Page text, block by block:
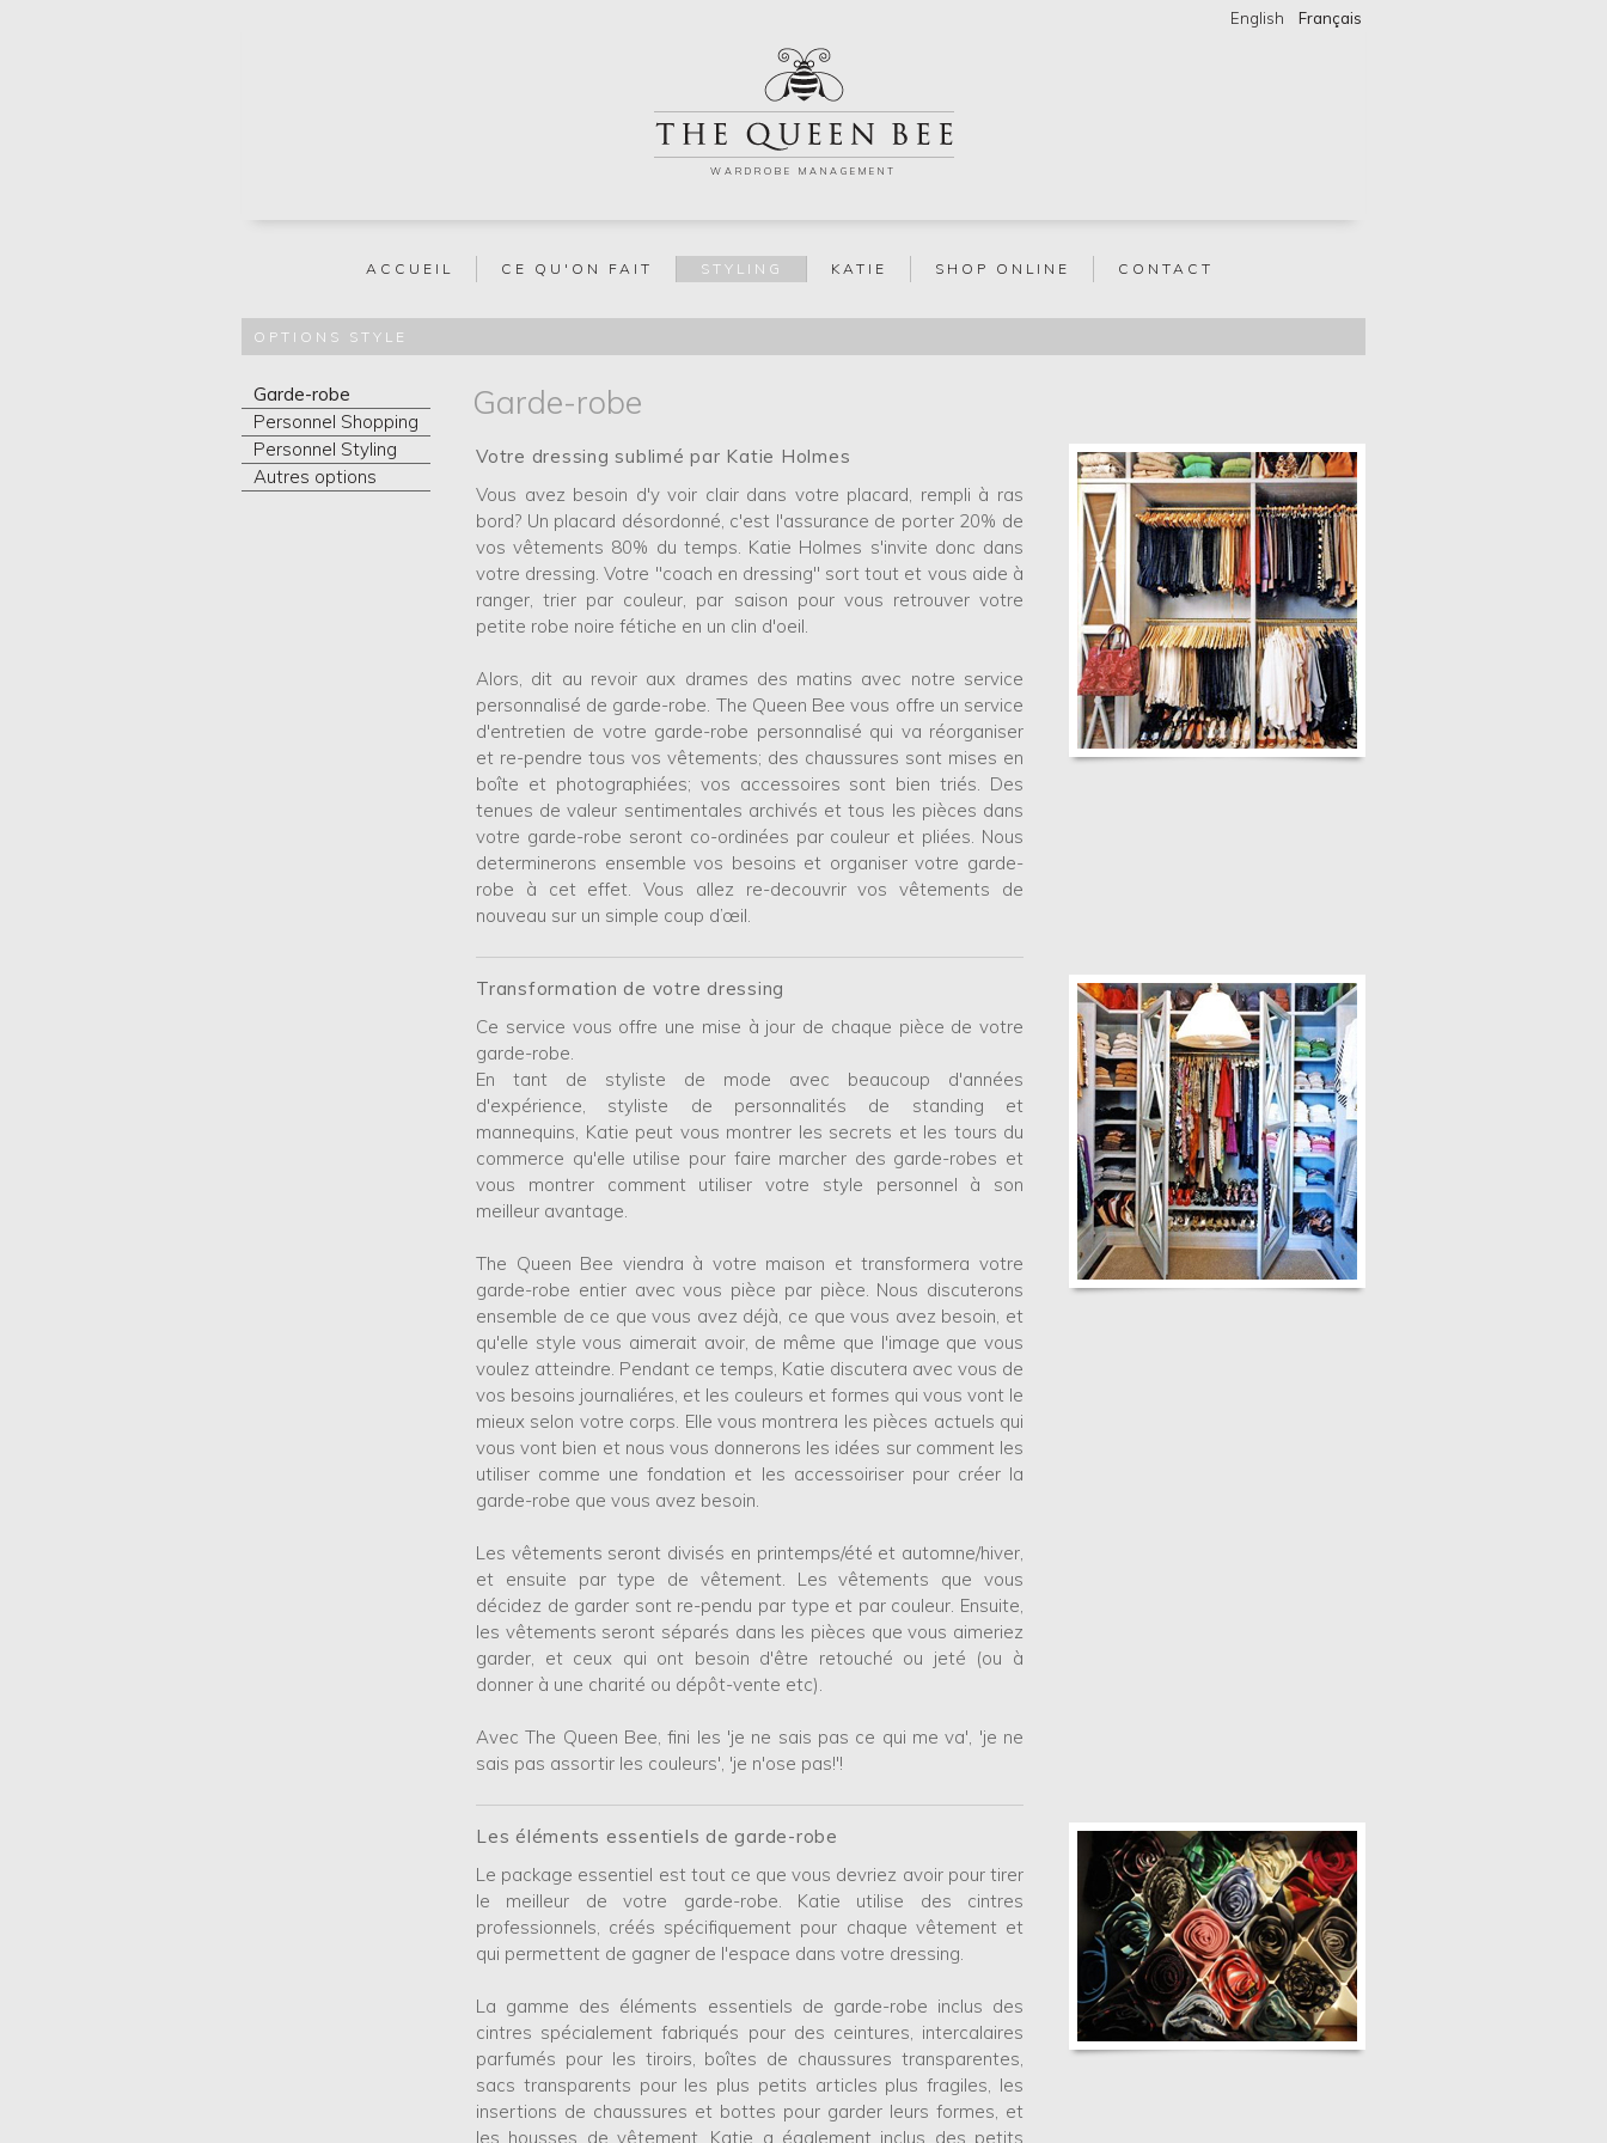
WARDROBE MANAGEMENT
ACCUEIL CE QU'ON FAIT STYLING KATIE SHOP ONLINE CONTACT
OPTIONS STYLE
Garde-robe
Personnel Shopping
Personnel Styling
Autres options
Garde-robe
Votre dressing sublimé par Katie Holmes
Vous avez besoin d'y voir clair dans votre placard, rempli à ras
bord? Un placard désordonné, c'est l'assurance de porter 20% de
vos vêtements 80% du temps. Katie Holmes s'invite donc dans
votre dressing. Votre "coach en dressing" sort tout et vous aide à
ranger, trier par couleur, par saison pour vous retrouver votre
petite robe noire fétiche en un clin d'oeil.
Alors, dit au revoir aux drames des matins avec notre service
personnalisé de garde-robe. The Queen Bee vous offre un service
d'entretien de votre garde-robe personnalisé qui va réorganiser
et re-pendre tous vos vêtements; des chaussures sont mises en
boîte et photographiées; vos accessoires sont bien triés. Des
tenues de valeur sentimentales archivés et tous les pièces dans
votre garde-robe seront co-ordinées par couleur et pliées. Nous
determinerons ensemble vos besoins et organiser votre garde-
robe à cet effet. Vous allez re-decouvrir vos vêtements de
nouveau sur un simple coup d’œil.
Transformation de votre dressing
Ce service vous offre une mise à jour de chaque pièce de votre
garde-robe.
En tant de styliste de mode avec beaucoup d'années
d'expérience, styliste de personnalités de standing et
mannequins, Katie peut vous montrer les secrets et les tours du
commerce qu'elle utilise pour faire marcher des garde-robes et
vous montrer comment utiliser votre style personnel à son
meilleur avantage.
The Queen Bee viendra à votre maison et transformera votre
garde-robe entier avec vous pièce par pièce. Nous discuterons
ensemble de ce que vous avez déjà, ce que vous avez besoin, et
qu'elle style vous aimerait avoir, de même que l'image que vous
voulez atteindre. Pendant ce temps, Katie discutera avec vous de
vos besoins journaliéres, et les couleurs et formes qui vous vont le
mieux selon votre corps. Elle vous montrera les pièces actuels qui
vous vont bien et nous vous donnerons les idées sur comment les
utiliser comme une fondation et les accessoiriser pour créer la
garde-robe que vous avez besoin.
Les vêtements seront divisés en printemps/été et automne/hiver,
et ensuite par type de vêtement. Les vêtements que vous
décidez de garder sont re-pendu par type et par couleur. Ensuite,
les vêtements seront séparés dans les pièces que vous aimeriez
garder, et ceux qui ont besoin d'être retouché ou jeté (ou à
donner à une charité ou dépôt-vente etc).
Avec The Queen Bee, fini les 'je ne sais pas ce qui me va', 'je ne
sais pas assortir les couleurs', 'je n'ose pas!'!
Les éléments essentiels de garde-robe
Le package essentiel est tout ce que vous devriez avoir pour tirer
le meilleur de votre garde-robe. Katie utilise des cintres
professionnels, créés spécifiquement pour chaque vêtement et
qui permettent de gagner de l'espace dans votre dressing.
La gamme des éléments essentiels de garde-robe inclus des
cintres spécialement fabriqués pour des ceintures, intercalaires
parfumés pour les tiroirs, boîtes de chaussures transparentes,
sacs transparents pour les plus petits articles plus fragiles, les
insertions de chaussures et bottes pour garder leurs formes, et
les housses de vêtement. Katie a également inclus des petits
English Français